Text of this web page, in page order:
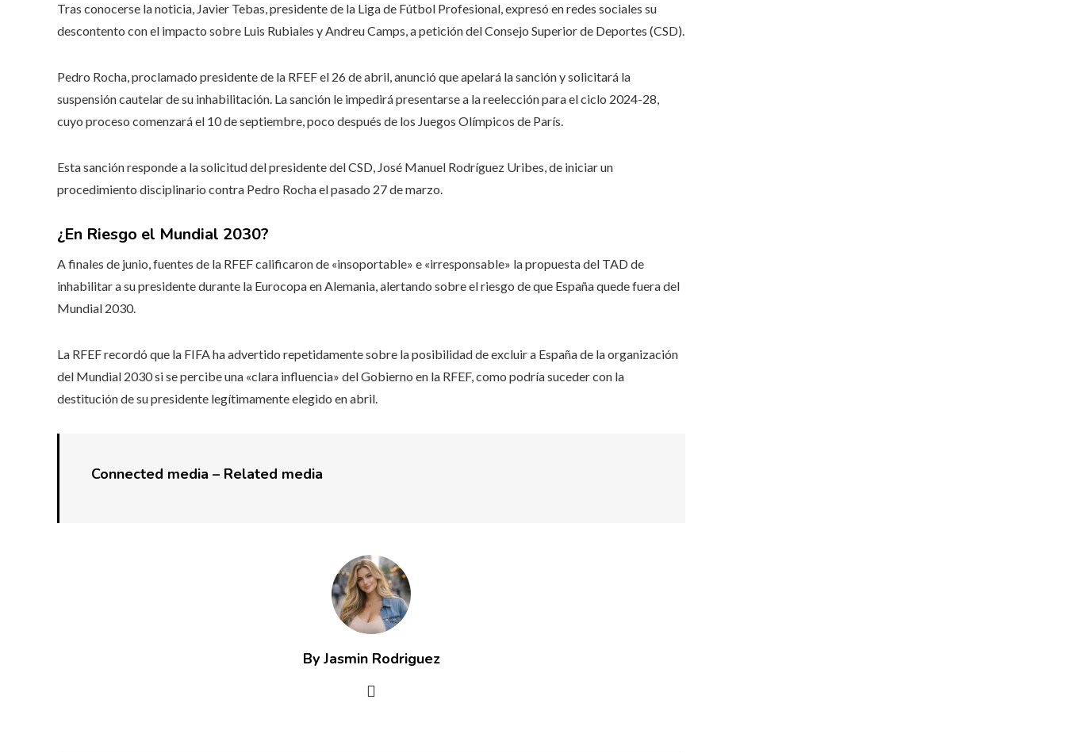
Tras conocerse la noticia, Javier Tebas, presidente de la Liga de Fútbol Profesional, expresó en redes sociales su
descontento con el impacto sobre Luis Rubiales y Andreu Camps, a petición del Consejo Superior de Deportes (CSD).
Pedro Rocha, proclamado presidente de la RFEF el 26 de abril, anunció que apelará la sanción y solicitará la
suspensión cautelar de su inhabilitación. La sanción le impedirá presentarse a la reelección para el ciclo 2024-28,
cuyo proceso comenzará el 10 de septiembre, poco después de los Juegos Olímpicos de París.
Esta sanción responde a la solicitud del presidente del CSD, José Manuel Rodríguez Uribes, de iniciar un
procedimiento disciplinario contra Pedro Rocha el pasado 27 de marzo.
¿En Riesgo el Mundial 2030?
A finales de junio, fuentes de la RFEF calificaron de «insoportable» e «irresponsable» la propuesta del TAD de
inhabilitar a su presidente durante la Eurocopa en Alemania, alertando sobre el riesgo de que España quede fuera del
Mundial 2030.
La RFEF recordó que la FIFA ha advertido repetidamente sobre la posibilidad de excluir a España de la organización
del Mundial 2030 si se percibe una «clara influencia» del Gobierno en la RFEF, como podría suceder con la
destitución de su presidente legítimamente elegido en abril.
Connected media – Related media
By Jasmin Rodriguez